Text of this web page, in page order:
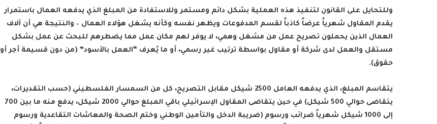
وللتحايل على القانون لتنفيذ هذه العملية بشكل دائم ومستمر وللاستفادة من المبلغ الذي يدفعه العمال باستمرار
يقدم المقاول شهرياً عرضاً كاذباً لقسم المدفوعات ويظهر نفسه وكأنه يشغل هؤلاء العمال – والنتيجة هي أن آلاف
العمال الذين يحملون تصريح عمل من مشغل وهمي، لا يوفر لهم مكان عمل مما يضطرهم للبحث عن عمل بشكل
مستقل والعمل لدى شركة أو مقاول بواسطة ترتيب غير رسمي، أو ما يُعرف “العمل بالأسود” (من دون قسيمة أجر أو
حقوق).
يتقاسم المبلغ، الذي يدفعه العامل 2500 شيكل مقابل التصريح، كل من السمسار الفلسطيني (حسب التقديرات،
يتقاضى حوالي 500 شيكل) في حين يتقاضى المقاول الإسرائيلي باقي المبلغ حوالي 2000 شيكل، يدفع منه ما بين 700
إلى 1000 شيكل شهرياً ضرائب ورسوم (ضريبة الدخل والتأمين الوطني وختم الصحة والمعاشات التقاعدية ورسوم